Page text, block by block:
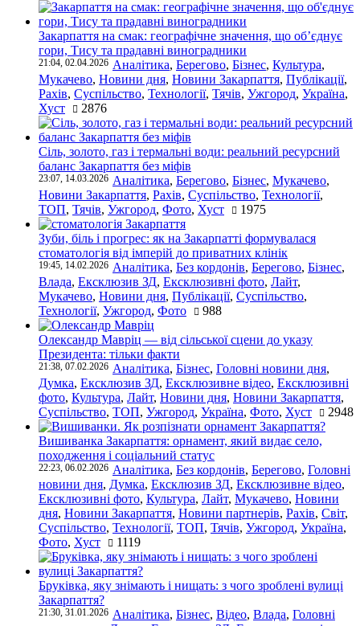
Закарпаття на смак: географічне значення, що об’єднує
гори, Тису та прадавні виноградники
21:04, 02.04.2026 Аналітика, Берегово, Бізнес, Культура,
Мукачево, Новини дня, Новини Закарпаття, Публікації,
Рахів, Суспільство, Технології, Тячів, Ужгород, Україна,
Хуст
2876
Сіль, золото, газ і термальні води: реальний ресурсний
баланс Закарпаття без міфів
23:07, 14.03.2026 Аналітика, Берегово, Бізнес, Мукачево,
Новини Закарпаття, Рахів, Суспільство, Технології,
ТОП, Тячів, Ужгород, Фото, Хуст 1975
Зуби, біль і прогрес: як на Закарпатті формувалася
стоматологія від імперій до приватних клінік
19:45, 14.02.2026 Аналітика, Без кордонів, Берегово, Бізнес,
Влада, Ексклюзив ЗД, Ексклюзивні фото, Лайт,
Мукачево, Новини дня, Публікації, Суспільство,
Технології, Ужгород, Фото 988
Олександр Мавріц — від сільської сцени до указу
Президента: тільки факти
21:38, 07.02.2026 Аналітика, Бізнес, Головні новини дня,
Думка, Ексклюзив ЗД, Ексклюзивне відео, Ексклюзивні
фото, Культура, Лайт, Новини дня, Новини Закарпаття,
Суспільство, ТОП, Ужгород, Україна, Фото, Хуст 2948
Вишиванка Закарпаття: орнамент, який видає село,
походження і соціальний статус
22:23, 06.02.2026 Аналітика, Без кордонів, Берегово, Головні
новини дня, Думка, Ексклюзив ЗД, Ексклюзивне відео,
Ексклюзивні фото, Культура, Лайт, Мукачево, Новини
дня, Новини Закарпаття, Новини партнерів, Рахів, Світ,
Суспільство, Технології, ТОП, Тячів, Ужгород, Україна,
Фото, Хуст 1119
Бруківка, яку знімають і нищать: з чого зроблені вулиці
Закарпаття?
21:30, 31.01.2026 Аналітика, Бізнес, Відео, Влада, Головні